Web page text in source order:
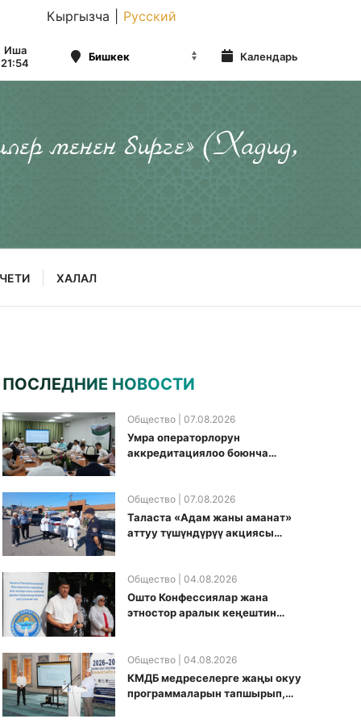
Кыргызча Русский
Иша
21:54
Календарь
менен бирге» (Хадид,
ХАЛАЛ
ПОСЛЕДНИЕ НОВОСТИ
Общество| 07.08.2026
Умра операторлорун
аккредитациялоо боюнча
Общество| 07.08.2026
Таласта «Адам жаны аманат»
аттуу түшүндүрүү акциясы
Общество| 04.08.2026
Ошто Конфессиялар жана
этностор аралык кеңештин
Общество| 04.08.2026
КМДБ медреселерге жаңы окуу
программаларын тапшырып,